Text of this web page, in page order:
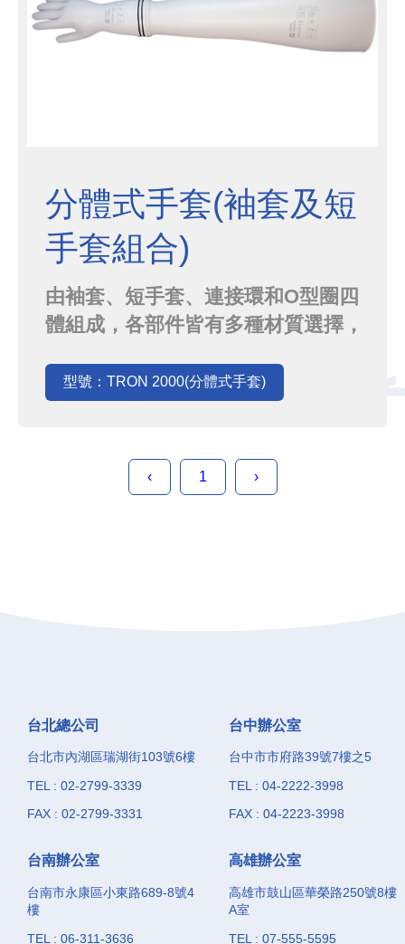
分體式手套(袖套及短
手套組合)
由袖套、短手套、連接環和O型圈四
體組成，各部件皆有多種材質選擇，
格較低廉的短手套更換，不需因為一
點意外整隻手套替換，為您的製程與
型號：TRON 2000(分體式手套)
‹ 1 ›
台北總公司
台北市內湖區瑞湖街103號6樓
TEL : 02-2799-3339
FAX : 02-2799-3331
台中辦公室
台中市市府路39號7樓之5
TEL : 04-2222-3998
FAX : 04-2223-3998
台南辦公室
台南市永康區小東路689-8號4
樓
TEL : 06-311-3636
高雄辦公室
高雄市鼓山區華榮路250號8樓
A室
TEL : 07-555-5595